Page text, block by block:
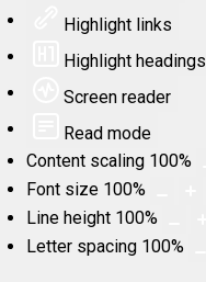
Highlight links
Highlight headings
Screen reader
Read mode
Content scaling 100%
Font size 100%
Line height 100%
Letter spacing 100%